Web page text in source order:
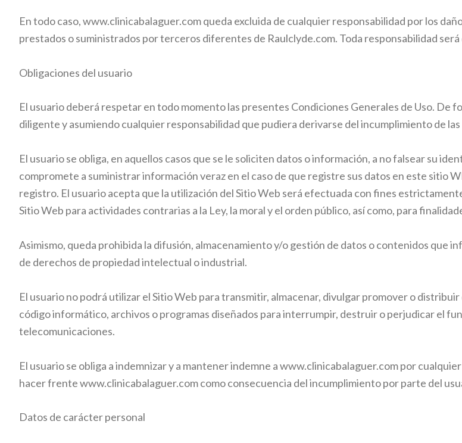
En todo caso,www.clinicabalaguer.comqueda excluida de cualquier responsabilidad por los
prestados o suministrados por terceros diferentes de Raulclyde.com. Toda responsabilidad
Obligaciones del usuario
El usuario deberá respetar en todo momento las presentes Condiciones Generales de Uso. De
diligente y asumiendo cualquier responsabilidad que pudiera derivarse del incumplimiento de las
El usuario se obliga, en aquellos casos que se le soliciten datos o información, a no falsear su
compromete a suministrar información veraz en el caso de que registre sus datos en este sitio
registro. El usuario acepta que la utilización del Sitio Web será efectuada con fines
Sitio Web para actividades contrarias a la Ley, la moral y el orden público, así como, para
Asimismo, queda prohibida la difusión, almacenamiento y/o gestión de datos o contenidos que
de derechos de propiedad intelectual o industrial.
El usuario no podrá utilizar el Sitio Web para transmitir, almacenar, divulgar promover o
código informático, archivos o programas diseñados para interrumpir, destruir o perjudicar el
telecomunicaciones.
El usuario se obliga a indemnizar y a mantener indemne awww.clinicabalaguer.compor
hacer frentewww.clinicabalaguer.comcomo consecuencia del incumplimiento por parte del
Datos de carácter personal